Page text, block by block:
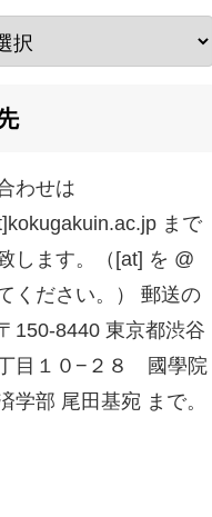
わせは
まで
します。（[at] を @
ください。） 郵送の
150-8440 東京都渋谷
目１０−２８ 國學院
学部 尾田基宛 まで。